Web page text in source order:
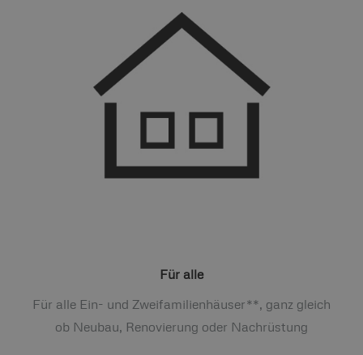
Für alle
Für alle Ein- und Zweifamilienhäuser**, ganz gleich
ob Neubau, Renovierung oder Nachrüstung